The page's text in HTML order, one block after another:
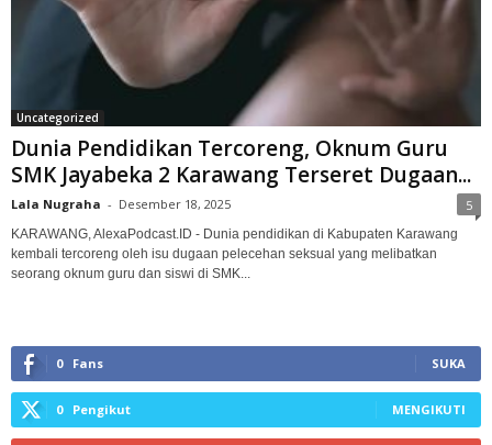
Uncategorized
Dunia Pendidikan Tercoreng, Oknum Guru
SMK Jayabeka 2 Karawang Terseret Dugaan...
Lala Nugraha - Desember 18, 2025 5
KARAWANG, AlexaPodcast.ID - Dunia pendidikan di Kabupaten Karawang
kembali tercoreng oleh isu dugaan pelecehan seksual yang melibatkan
seorang oknum guru dan siswi di SMK...
0 Fans SUKA
0 Pengikut MENGIKUTI